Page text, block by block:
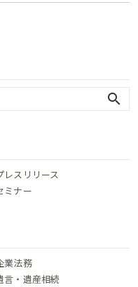
search
レスリリース
ミナー
業法務
言・遺産相続